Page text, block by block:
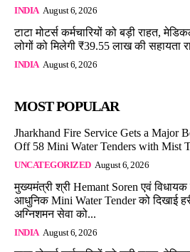
INDIA August 6, 2026
टाटा मोटर्स कर्मचारियों को बड़ी राहत,
लोगों को मिलेगी ₹39.55 लाख की सहायता
INDIA August 6, 2026
MOST POPULAR
Jharkhand Fire Service Gets a Major
Off 58 Mini Water Tenders with Mist
UNCATEGORIZED August 6, 2026
मुख्यमंत्री श्री Hemant Soren एवं
आधुनिक Mini Water Tender को दिखाई
अग्निशमन सेवा को...
INDIA August 6, 2026